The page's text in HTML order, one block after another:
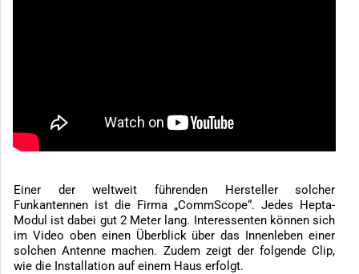
Einer der weltweit führenden Hersteller solcher
Funkantennen ist die Firma „CommScope“. Jedes Hepta-
Modul ist dabei gut 2 Meter lang. Interessenten können sich
im Video oben einen Überblick über das Innenleben einer
solchen Antenne machen. Zudem zeigt der folgende Clip,
wie die Installation auf einem Haus erfolgt.